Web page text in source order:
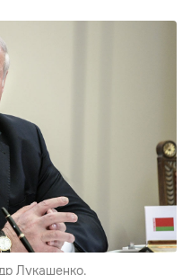
Лукашенко.